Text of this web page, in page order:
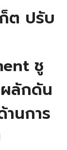
ต ปรับ
ชู
ลักดัน
นการ